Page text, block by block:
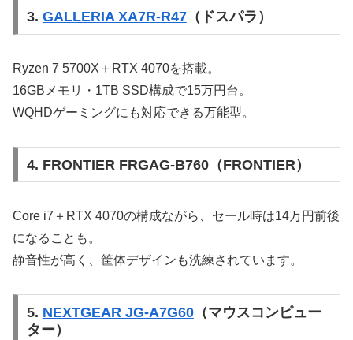
3. GALLERIA XA7R-R47（ドスパラ）
Ryzen 7 5700X＋RTX 4070を搭載。
16GBメモリ・1TB SSD構成で15万円台。
WQHDゲーミングにも対応できる万能型。
4. FRONTIER FRGAG-B760（FRONTIER）
Core i7＋RTX 4070の構成ながら、セール時は14万円前後
になることも。
静音性が高く、筐体デザインも洗練されています。
5. NEXTGEAR JG-A7G60（マウスコンピュー
ター）